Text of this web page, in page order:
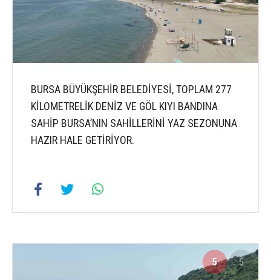
BURSA BÜYÜKŞEHİR BELEDİYESİ, TOPLAM 277
KİLOMETRELİK DENİZ VE GÖL KIYI BANDINA
SAHİP BURSA’NIN SAHİLLERİNİ YAZ SEZONUNA
HAZIR HALE GETİRİYOR.
5 5